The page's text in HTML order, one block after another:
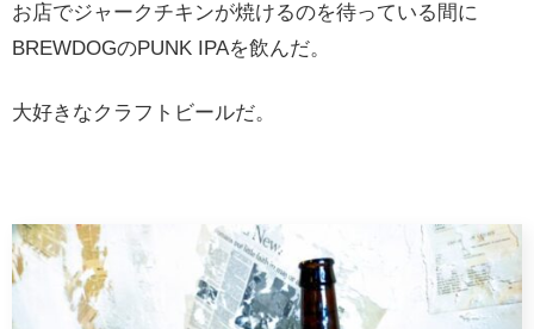
お店でジャークチキンが焼けるのを待っている間に
BREWDOGのPUNK IPAを飲んだ。
大好きなクラフトビールだ。